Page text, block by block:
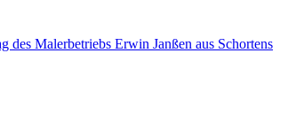
Malerbetriebs Erwin Janßen aus Schortens